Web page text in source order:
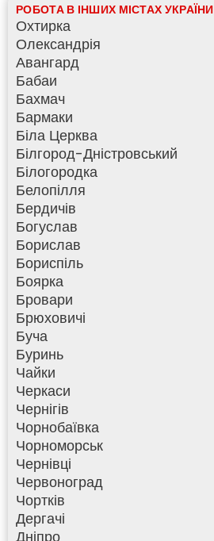
РОБОТА В ІНШИХ МІСТАХ УКРАЇНИ
Охтирка
Олександрія
Авангард
Бабаи
Бахмач
Бармаки
Біла Церква
Білгород-Дністровський
Білогородка
Белопілля
Бердичів
Богуслав
Борислав
Бориспіль
Боярка
Бровари
Брюховичі
Буча
Буринь
Чайки
Черкаси
Чернігів
Чорнобаївка
Чорноморськ
Чернівці
Червоноград
Чортків
Дергачі
Дніпро